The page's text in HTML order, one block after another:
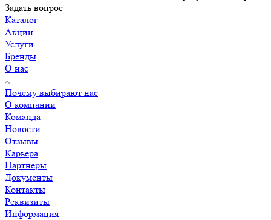
Задать вопрос
Каталог
Акции
Услуги
Бренды
О нас
Почему выбирают нас
О компании
Команда
Новости
Отзывы
Карьера
Партнеры
Документы
Контакты
Реквизиты
Информация